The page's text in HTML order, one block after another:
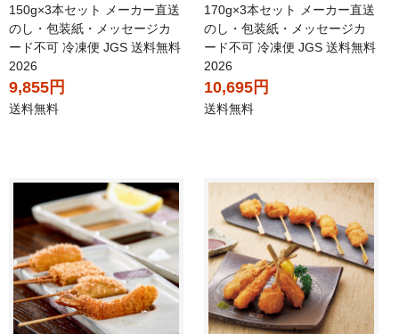
150g×3本セット メーカー直送
のし・包装紙・メッセージカ
ード不可 冷凍便 JGS 送料無料
2026
9,855円
送料無料
170g×3本セット メーカー直送
のし・包装紙・メッセージカ
ード不可 冷凍便 JGS 送料無料
2026
10,695円
送料無料